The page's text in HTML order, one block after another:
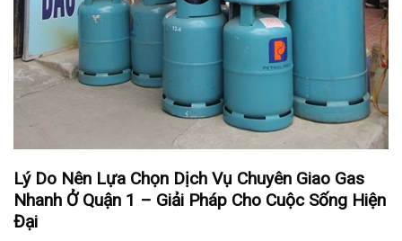
Lý Do Nên Lựa Chọn Dịch Vụ Chuyên Giao Gas
Nhanh Ở Quận 1 – Giải Pháp Cho Cuộc Sống Hiện
Đại